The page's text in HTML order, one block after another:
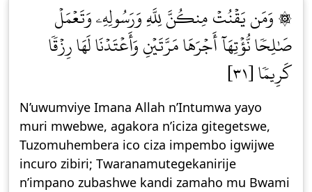
۞ وَمَن يَقۡنُتۡ مِنكُنَّ لِلَّهِ وَرَسُولِهِۦ وَتَعۡمَلۡ
صَٰلِحٗا نُّؤۡتِهَآ أَجۡرَهَا مَرَّتَيۡنِ وَأَعۡتَدۡنَا لَهَا رِزۡقٗا
كَرِيمٗا [٣١]
N’uwumviye Imana Allah n’Intumwa yayo
muri mwebwe, agakora n’iciza gitegetswe,
Tuzomuhembera ico ciza impembo igwijwe
incuro zibiri; Twaranamutegekanirije
n’impano zubashwe kandi zamaho mu Bwami